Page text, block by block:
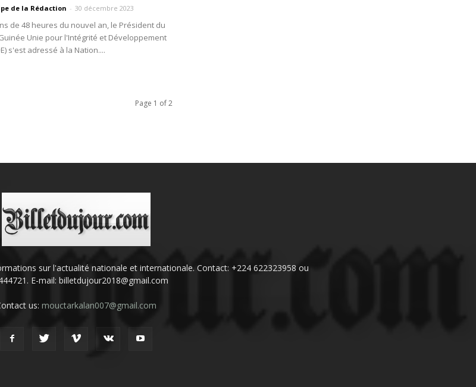
de la Rédaction - 30 décembre 2023
de 48 heures du nouvel an, le Président du
Unie pour l'Intégrité et Développement
s'est adressé à la Nation....
Page 1 of 2
sur l'actualité nationale et internationale. Contact: +224 622323958 ou
E-mail: billetdujour2018@gmail.com
us: mouctarkalan007@gmail.com